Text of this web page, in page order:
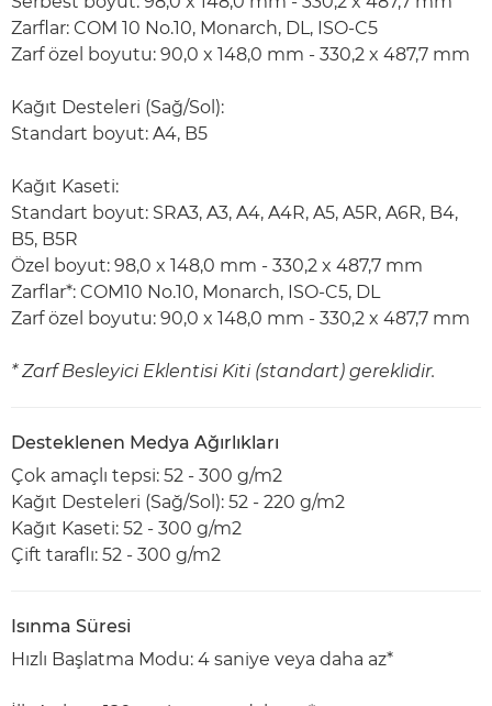
Zarflar: COM 10 No.10, Monarch, DL, ISO-C5
Zarf özel boyutu: 90,0 x 148,0 mm - 330,2 x 487,7 mm
Kağıt Desteleri (Sağ/Sol):
Standart boyut: A4, B5
Kağıt Kaseti:
Standart boyut: SRA3, A3, A4, A4R, A5, A5R, A6R, B4,
B5, B5R
Özel boyut: 98,0 x 148,0 mm - 330,2 x 487,7 mm
Zarflar*: COM10 No.10, Monarch, ISO-C5, DL
Zarf özel boyutu: 90,0 x 148,0 mm - 330,2 x 487,7 mm
* Zarf Besleyici Eklentisi Kiti (standart) gereklidir.
Desteklenen Medya Ağırlıkları
Çok amaçlı tepsi: 52 - 300 g/m2
Kağıt Desteleri (Sağ/Sol): 52 - 220 g/m2
Kağıt Kaseti: 52 - 300 g/m2
Çift taraflı: 52 - 300 g/m2
Isınma Süresi
Hızlı Başlatma Modu: 4 saniye veya daha az*